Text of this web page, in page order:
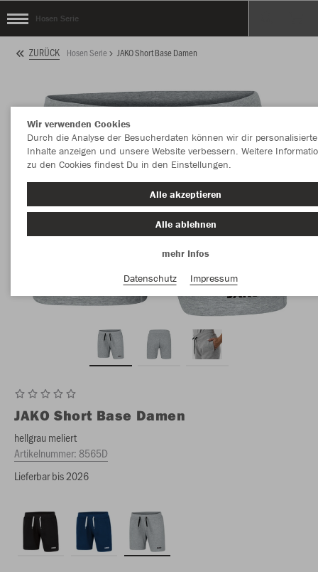
Hosen Serie
ZURÜCK Hosen Serie JAKO Short Base Damen
JAKO Short Base Damen
hellgrau meliert
Artikelnummer:8565D
Lieferbar bis 2026
Wir verwenden Cookies
Durch die Analyse der Besucherdaten können wir dir personalisierte
Inhalte anzeigen und unsere Website verbessern. Weitere
zu den Cookies findest Du in den Einstellungen.
Alle akzeptieren
Alle ablehnen
mehr Infos
Datenschutz
Impressum